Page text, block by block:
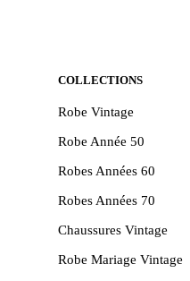
COLLECTIONS
Robe Vintage
Robe Année 50
Robes Années 60
Robes Années 70
Chaussures Vintage
Robe Mariage Vintage